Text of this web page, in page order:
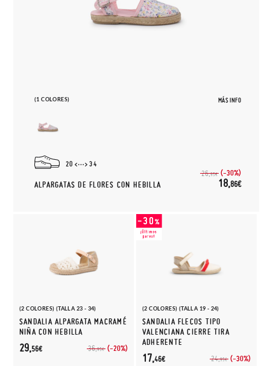
(1 COLORES) MÁS INFO
20 34
ALPARGATAS DE FLORES CON HEBILLA
26,95€ (-30%)
18,86€
(2 COLORES) (TALLA 23 - 34)
SANDALIA ALPARGATA MACRAMÉ
NIÑA CON HEBILLA
36,95€ (-20%)
29,56€
(2 COLORES) (TALLA 19 - 24)
SANDALIA FLECOS TIPO
VALENCIANA CIERRE TIRA
ADHERENTE
24,95€ (-30%)
17,46€